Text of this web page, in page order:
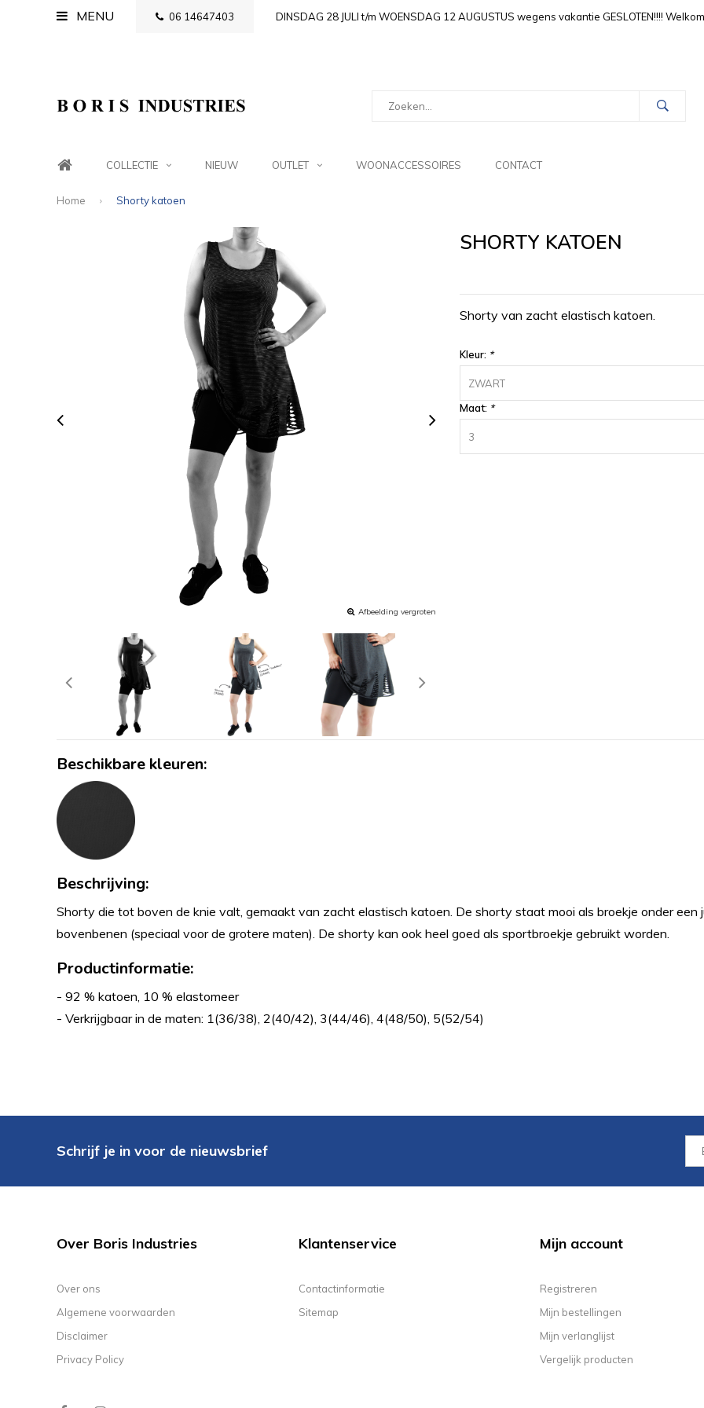
MENU 06 14647403 DINSDAG 28 JULI t/m WOENSDAG 12 AUGUSTUS wegens vakantie GESLOTEN!!!!
COLLECTIE NIEUW OUTLET WOONACCESSOIRES CONTACT
Home Shorty katoen
Afbeelding vergroten
SHORTY KATOEN
Shorty van zacht elastisch katoen.
Kleur: *
ZWART
Maat: *
3
Beschikbare kleuren:
Beschrijving:
Shorty die tot boven de knie valt, gemaakt van zacht elastisch katoen. De shorty staat mooi als broekje onder een
bovenbenen (speciaal voor de grotere maten). De shorty kan ook heel goed als sportbroekje gebruikt worden.
Productinformatie:
- 92 % katoen, 10 % elastomeer
- Verkrijgbaar in de maten: 1(36/38), 2(40/42), 3(44/46), 4(48/50), 5(52/54)
Schrijf je in voor de nieuwsbrief
Over Boris Industries
Over ons
Algemene voorwaarden
Disclaimer
Privacy Policy
Klantenservice
Contactinformatie
Sitemap
Mijn account
Registreren
Mijn bestellingen
Mijn verlanglijst
Vergelijk producten